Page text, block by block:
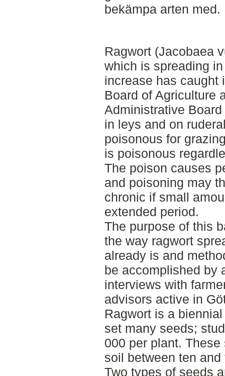
bekämpa arten med.
Ragwort (Jacobaea
which is spreading
increase has caught
Board of Agriculture
Administrative
in leys and on
poisonous for
is poisonous
The poison causes
and poisoning may
chronic if small
extended period.
The purpose of this
the way ragwort
already is and
be accomplished by
interviews with
advisors active in
Ragwort is a
set many seeds;
000 per plant.
soil between ten
Two types of seeds